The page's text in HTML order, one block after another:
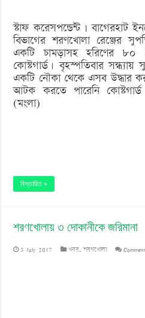
স্টাফ করেসপন্ডেন্ট |
বিভাগের শরণখোলা রেঞ্জের
একটি চামড়াসহ হরিণের ৮০
কোস্টগার্ড। বৃহস্পতিবার সন্ধ্যায়
একটি নৌকা থেকে এসব উদ্ধার
আটক করতে পারেনি
বিস্তারিত »
শরণখোলায় ৩ দোকানীকে জরিমানা
5 July 2017 খবর,শরণখোলা